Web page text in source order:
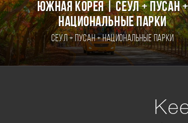
Южная Корея | Сеул + Пусан +
национальные парки
Сеул + Пусан + национальные парки